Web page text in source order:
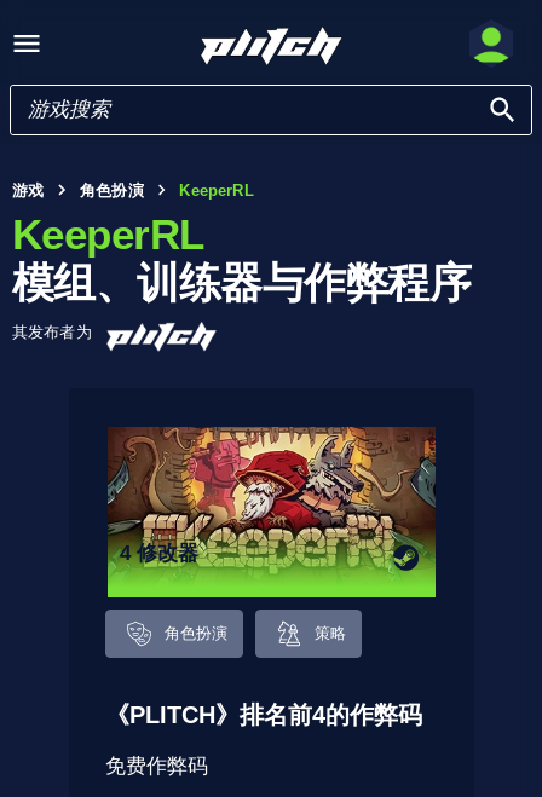
游戏 角色扮演 KeeperRL
KeeperRL
模组、训练器与作弊程序
其发布者为
4 修改器
角色扮演 策略
《PLITCH》排名前4的作弊码
免费作弊码